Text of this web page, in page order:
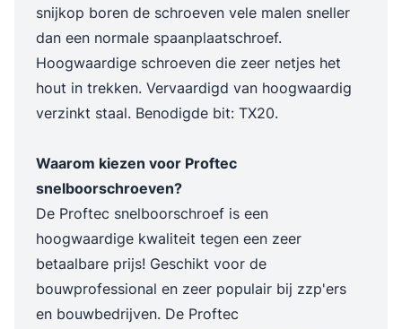
snijkop boren de schroeven vele malen sneller
dan een normale spaanplaatschroef.
Hoogwaardige schroeven die zeer netjes het
hout in trekken. Vervaardigd van hoogwaardig
verzinkt staal. Benodigde bit: TX20.
Waarom kiezen voor Proftec
snelboorschroeven?
De Proftec snelboorschroef is een
hoogwaardige kwaliteit tegen een zeer
betaalbare prijs! Geschikt voor de
bouwprofessional en zeer populair bij zzp'ers
en bouwbedrijven. De Proftec